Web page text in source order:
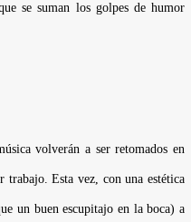
se suman los golpes de humor
volverán a ser retomados en
trabajo. Esta vez, con una estética
un buen escupitajo en la boca) a